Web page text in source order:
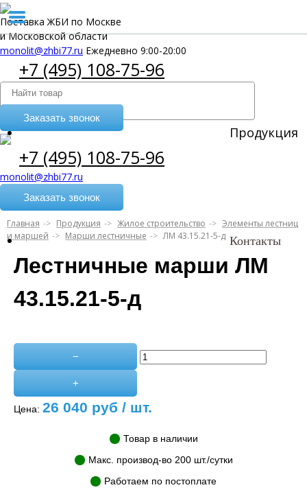
Продукция
Контакты
Поставка ЖБИ по Москве
и Московской области
monolit@zhbi77.ru Ежедневно 9:00-20:00
+7 (495) 108-75-96
Заказать звонок
+7 (495) 108-75-96
monolit@zhbi77.ru
Заказать звонок
Главная Продукция Жилое строительство
Элементы лестниц
и маршей
Марши лестничные ЛМ 43.15.21-5-д
Лестничные марши ЛМ
43.15.21-5-д
−
+
Цена: 26 040 руб / шт.
Товар в наличии
Макс. производ-во 200 шт./сутки
Работаем по постоплате